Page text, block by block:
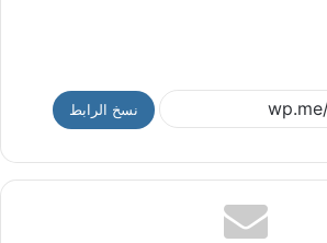
نسخ الرابط